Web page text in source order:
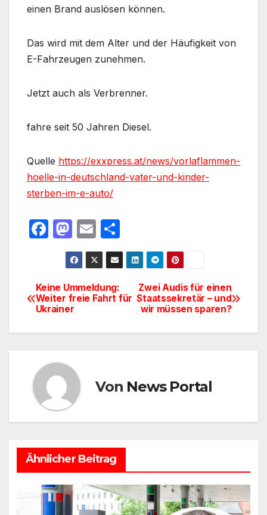
einen Brand auslösen können.
Das wird mit dem Alter und der Häufigkeit von
E-Fahrzeugen zunehmen.
Jetzt auch als Verbrenner.
fahre seit 50 Jahren Diesel.
Quelle https://exxpress.at/news/vorlaflammen-
hoelle-in-deutschland-vater-und-kinder-
sterben-im-e-auto/
F
e
b
k
M
a
st
o
d
E
m
ail
ei
le
Beitragsnavigation
Zwei Audis für einen
Staatssekretär – und
wir müssen sparen?
Keine Ummeldung:
Weiter freie Fahrt für
Ukrainer
Von News Portal
Ähnlicher Beitrag